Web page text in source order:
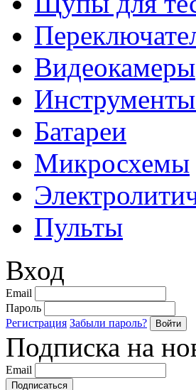
Видеокамеры
Батареи
Микросхемы
Пульты
Вход
Email
Пароль
Регистрация Забыли пароль?
Подписка на
Email